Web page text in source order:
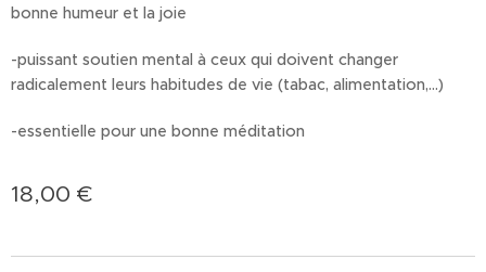
bonne humeur et la joie
-puissant soutien mental à ceux qui doivent changer
radicalement leurs habitudes de vie (tabac, alimentation,...)
-essentielle pour une bonne méditation
18,00 €